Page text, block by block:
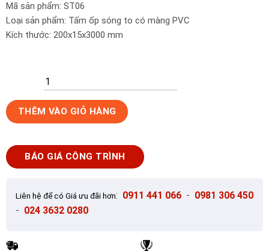
Mã sản phẩm: ST06
Loại sản phẩm: Tấm ốp sóng to có màng PVC
Kích thước: 200x15x3000 mm
Gỗ
nhựa
tường
loại
số
THÊM VÀO GIỎ HÀNG
BÁO GIÁ CÔNG TRÌNH
Liên hệ để có Giá ưu đãi hơn: 0911 441 066 - 0981 306 450
- 024 3632 0280